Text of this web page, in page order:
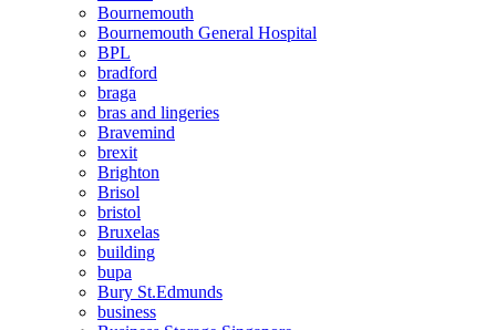
Bournemouth
Bournemouth General Hospital
BPL
bradford
braga
bras and lingeries
Bravemind
brexit
Brighton
Brisol
bristol
Bruxelas
building
bupa
Bury St.Edmunds
business